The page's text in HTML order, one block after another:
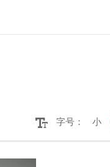
字号： 小